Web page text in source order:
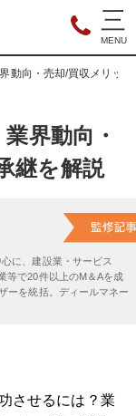
動向・売却/買収メリッ
界動向・
継を解説
に、建設業・サービス
等で20件以上のM＆Aを成
ーを統括。ディールマネー
させるには？業